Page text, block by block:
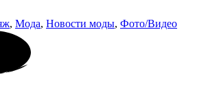
, Мода, Новости моды, Фото/Видео